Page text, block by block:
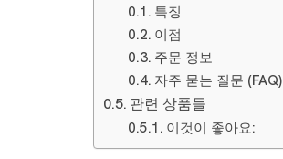
특징
이점
주문 정보
자주 묻는 질문 (FAQ)
관련 상품들
이것이 좋아요: